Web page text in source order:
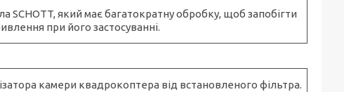
SCHOTT, який має багатократну обробку, щоб запобігти
при його застосуванні.
камери квадрокоптера від встановленого фільтра.